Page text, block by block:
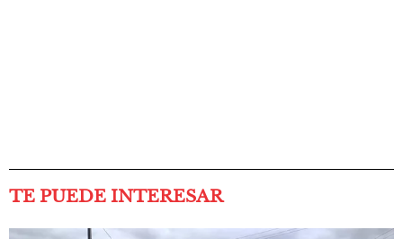
TE PUEDE INTERESAR